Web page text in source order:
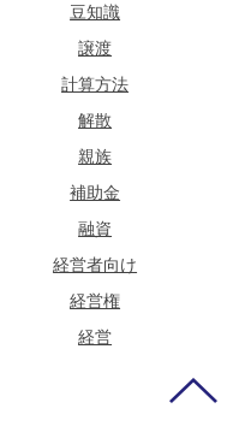
豆知識
譲渡
計算方法
解散
親族
補助金
融資
経営者向け
経営権
経営